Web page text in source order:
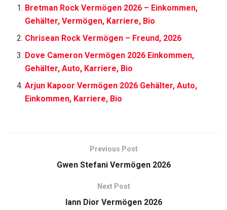
Bretman Rock Vermögen 2026 – Einkommen,
Gehälter, Vermögen, Karriere, Bio
Chrisean Rock Vermögen – Freund, 2026
Dove Cameron Vermögen 2026 Einkommen,
Gehälter, Auto, Karriere, Bio
Arjun Kapoor Vermögen 2026 Gehälter, Auto,
Einkommen, Karriere, Bio
Previous Post
Gwen Stefani Vermögen 2026
Next Post
Iann Dior Vermögen 2026